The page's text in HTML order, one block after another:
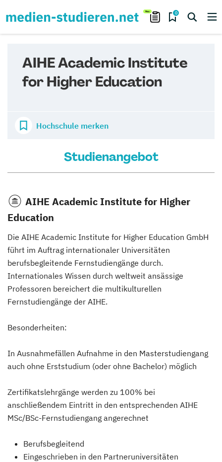
0
AIHE Academic Institute
for Higher Education
Hochschule merken
Studienangebot
AIHE Academic Institute for Higher
Education
Die AIHE Academic Institute for Higher Education GmbH
führt im Auftrag internationaler Universitäten
berufsbegleitende Fernstudiengänge durch.
Internationales Wissen durch weltweit ansässige
Professoren bereichert die multikulturellen
Fernstudiengänge der AIHE.
Besonderheiten:
In Ausnahmefällen Aufnahme in den Masterstudiengang
auch ohne Erststudium (oder ohne Bachelor) möglich
Zertifikatslehrgänge werden zu 100% bei
anschließendem Eintritt in den entsprechenden AIHE
MSc/BSc-Fernstudiengang angerechnet
Berufsbegleitend
Eingeschrieben in den Partneruniversitäten